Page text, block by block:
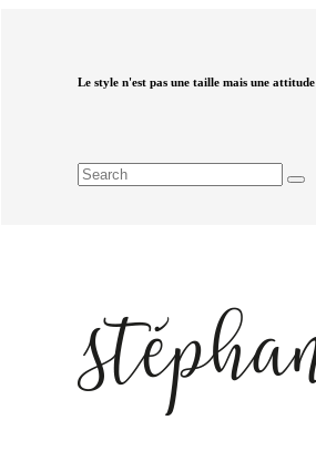
Le style n'est pas une taille mais une attitude